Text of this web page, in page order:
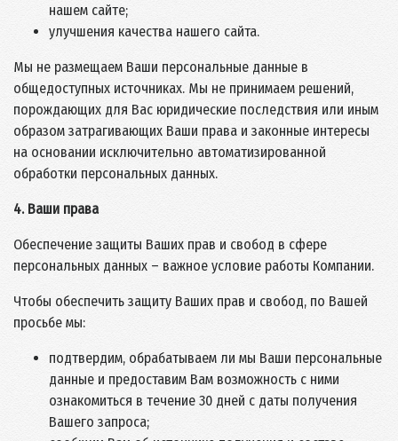
нашем сайте;
улучшения качества нашего сайта.
Мы не размещаем Ваши персональные данные в
общедоступных источниках. Мы не принимаем решений,
порождающих для Вас юридические последствия или иным
образом затрагивающих Ваши права и законные интересы
на основании исключительно автоматизированной
обработки персональных данных.
4. Ваши права
Обеспечение защиты Ваших прав и свобод в сфере
персональных данных – важное условие работы Компании.
Чтобы обеспечить защиту Ваших прав и свобод, по Вашей
просьбе мы:
подтвердим, обрабатываем ли мы Ваши персональные
данные и предоставим Вам возможность с ними
ознакомиться в течение 30 дней с даты получения
Вашего запроса;